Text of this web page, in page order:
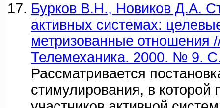
Бурков В.Н., Новиков Д.А.
активных системах:
метризованные отношения
Телемеханика. 2000. № 9.
Рассматривается
стимулирования, в которой